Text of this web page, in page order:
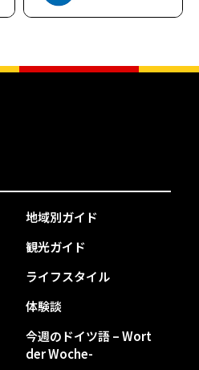
地域別ガイド
観光ガイド
ライフスタイル
体験談
今週のドイツ語 – Wort
der Woche-